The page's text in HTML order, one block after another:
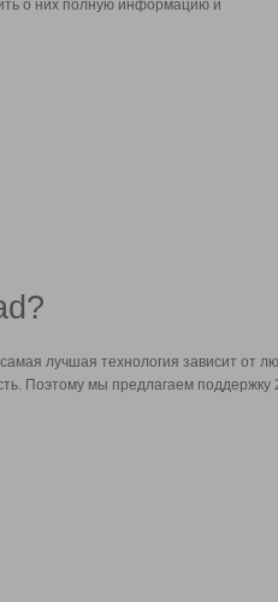
о них полную информацию и
лучшая технология зависит от
Поэтому мы предлагаем поддержку